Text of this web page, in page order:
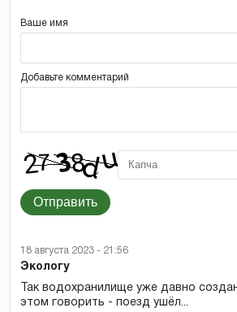
Ваше имя
Добавьте комментарий
Отправить
18 августа 2023 - 21:56
Экологу
Так водохранилище уже давно
этом говорить - поезд ушёл...